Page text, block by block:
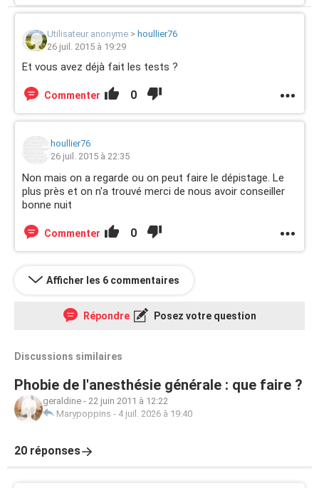
Utilisateur anonyme > houllier76
26 juil. 2015 à 19:29
Et vous avez déjà fait les tests ?
Commenter 0
houllier76
26 juil. 2015 à 22:35
Non mais on a regarde ou on peut faire le dépistage. Le
plus près et on n'a trouvé merci de nous avoir conseiller
bonne nuit
Commenter 0
Afficher les 6 commentaires
Répondre Posez votre question
Discussions similaires
Phobie de l'anesthésie générale : que faire ?
geraldine - 22 juin 2011 à 12:22
Marypoppins - 4 juil. 2026 à 19:40
20 réponses